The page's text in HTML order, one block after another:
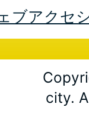
ブアクセ
city.